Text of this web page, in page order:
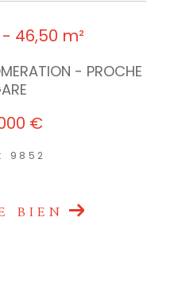
46,50 m²
- PROCHE
€
: 9852
BIEN